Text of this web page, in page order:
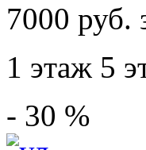
7000 руб.
1 этаж 5
- 30 %